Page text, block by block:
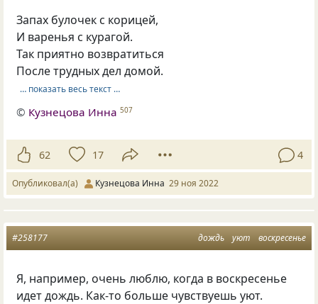
Запах булочек с корицей,
И варенья с курагой.
Так приятно возвратиться
После трудных дел домой.
… показать весь текст …
© Кузнецова Инна 507
62 17 4
Опубликовал(а) Кузнецова Инна 29 ноя 2022
дождь уют воскресенье
#258177
Я, например, очень люблю, когда в воскресенье
идет дождь. Как-то больше чувствуешь уют.